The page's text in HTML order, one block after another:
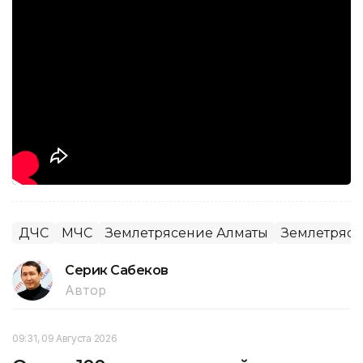
ДЧС МЧС Землетрясение Алматы
Серик Сабеков
Автор
09:31, 09 Августа 2026